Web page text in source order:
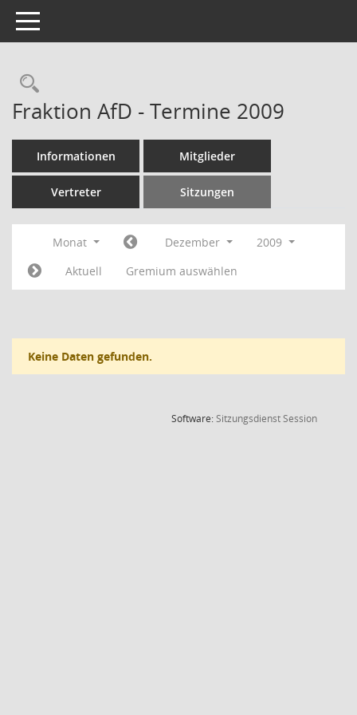
Toggle navigation
Rechercheauswahl
Fraktion AfD - Termine 2009
Informationen Mitglieder
Vertreter Sitzungen
Monat Dezember
2009
Aktuell
Gremium auswählen
Keine Daten gefunden.
Software:SitzungsdienstSession(Wird in